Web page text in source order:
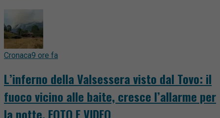
Cronaca9 ore fa
L’inferno della Valsessera visto dal Tovo: il
fuoco vicino alle baite, cresce l’allarme per
la notte. FOTO E VIDEO